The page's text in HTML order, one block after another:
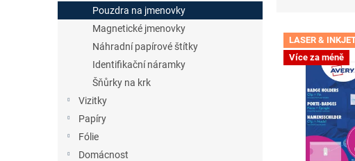
Pouzdra na jmenovky
Magnetické jmenovky
Náhradní papírové štítky
Identifikační náramky
Šňůrky na krk
Vizitky
Papíry
Fólie
Domácnost
V LASER &
Více za méně